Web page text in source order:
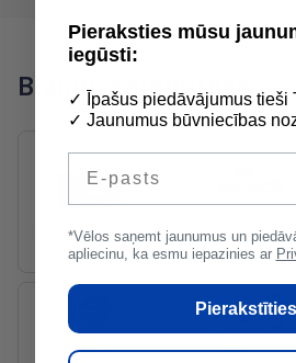
Blakus kategorijas
Cements, betons
Dekoratīvie
apmetumi
Pieraksties mūsu
iegūsti:
✓ Īpašus piedāvājumus tieši
✓ Jaunumus būvniecības
*Vēlos saņemt jaunumus un
apliecinu, ka esmu iepazinies ar
Pierakstīties